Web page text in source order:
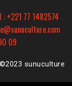
: +221 77 1482574
09
sunuculture